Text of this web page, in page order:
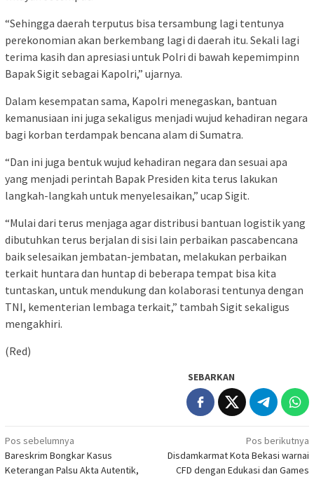
“Sehingga daerah terputus bisa tersambung lagi tentunya
perekonomian akan berkembang lagi di daerah itu. Sekali lagi
terima kasih dan apresiasi untuk Polri di bawah kepemimpinn
Bapak Sigit sebagai Kapolri,” ujarnya.
Dalam kesempatan sama, Kapolri menegaskan, bantuan
kemanusiaan ini juga sekaligus menjadi wujud kehadiran negara
bagi korban terdampak bencana alam di Sumatra.
“Dan ini juga bentuk wujud kehadiran negara dan sesuai apa
yang menjadi perintah Bapak Presiden kita terus lakukan
langkah-langkah untuk menyelesaikan,” ucap Sigit.
“Mulai dari terus menjaga agar distribusi bantuan logistik yang
dibutuhkan terus berjalan di sisi lain perbaikan pascabencana
baik selesaikan jembatan-jembatan, melakukan perbaikan
terkait huntara dan huntap di beberapa tempat bisa kita
tuntaskan, untuk mendukung dan kolaborasi tentunya dengan
TNI, kementerian lembaga terkait,” tambah Sigit sekaligus
mengakhiri.
(Red)
SEBARKAN
Navigasi
pos
Pos sebelumnya
Bareskrim Bongkar Kasus
Keterangan Palsu Akta Autentik,
Pos berikutnya
Disdamkarmat Kota Bekasi warnai
CFD dengan Edukasi dan Games